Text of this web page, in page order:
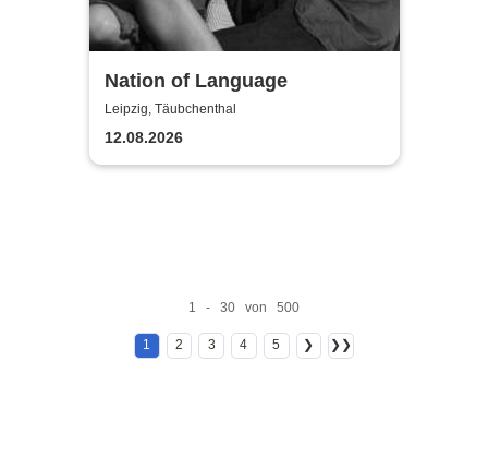
Nation of Language
Leipzig, Täubchenthal
12.08.2026
1 - 30 von 500
1 2 3 4 5 ❯ ❯❯